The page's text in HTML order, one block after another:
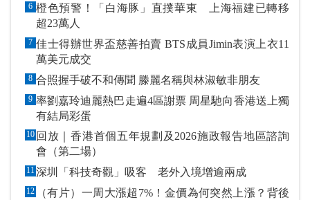
6 橙色預警！「白海豚」直撲華東 上海福建已轉移
超23萬人
7 佳士得辦世界盃慈善拍賣 BTS成員Jimin表演上衣11
萬美元成交
8 合照握手破不和傳聞 滕麗名稱與林淑敏非朋友
9 率劉嘉玲迪麗熱巴走遍4區謝票 周星馳向香港送上獨
有結局彩蛋
10 回放｜香港首個五年規劃及2026施政報告地區諮詢
會（第二場）
11深圳「科技奇觀」吸客 老外入境增逾兩成
12
（有片）一周大漲超7%！金價為何突然上漲？背後